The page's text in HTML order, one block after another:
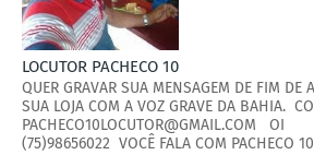
LOCUTOR PACHECO 10
QUER GRAVAR SUA MENSAGEM DE FIM DE
SUA LOJA COM A VOZ GRAVE DA BAHIA.
PACHECO10LOCUTOR@GMAIL.COM OI
(75)98656022 VOCÊ FALA COM PACHECO